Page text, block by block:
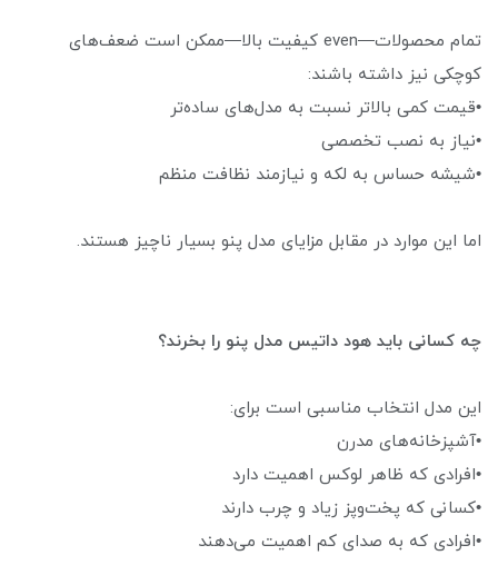
تمام محصولات—even کیفیت بالا—ممکن است ضعف‌های
کوچکی نیز داشته باشند:
•قیمت کمی بالاتر نسبت به مدل‌های ساده‌تر
•نیاز به نصب تخصصی
•شیشه حساس به لکه و نیازمند نظافت منظم
اما این موارد در مقابل مزایای مدل پنو بسیار ناچیز هستند.
چه کسانی باید هود داتیس مدل پنو را بخرند؟
این مدل انتخاب مناسبی است برای:
•آشپزخانه‌های مدرن
•افرادی که ظاهر لوکس اهمیت دارد
•کسانی که پخت‌وپز زیاد و چرب دارند
•افرادی که به صدای کم اهمیت می‌دهند